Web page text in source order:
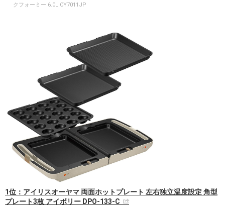
クフォーミー 6.0L CY7011JP
1位：アイリスオーヤマ 両面ホットプレート 左右独立温度設定 角型
プレート3枚 アイボリー DPO-133-C